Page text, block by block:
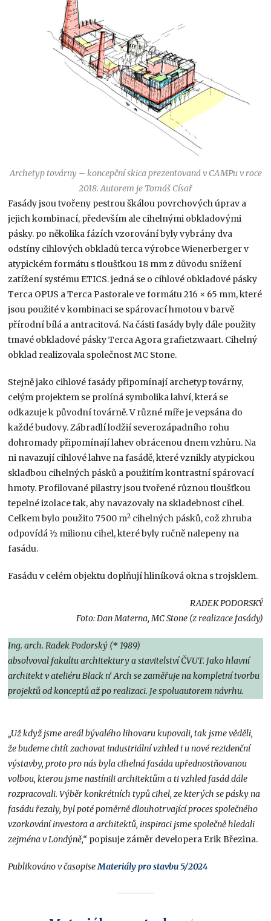
Archetyp továrny – koncepční skica prezentovaná v CAMPu v roce
2018. Autorem je Tomáš Císař
Fasády jsou tvořeny pestrou škálou povrchových úprav a
jejich kombinací, především ale cihelnými obkladovými
pásky. po několika fázích vzorování byly vybrány dva
odstíny cihlových obkladů terca výrobce Wienerberger v
atypickém formátu s tloušťkou 18 mm z důvodu snížení
zatížení systému ETICS. jedná se o cihlové obkladové pásky
Terca OPUS a Terca Pastorale ve formátu 216 × 65 mm, které
jsou použité v kombinaci se spárovací hmotou v barvě
přírodní bílá a antracitová. Na části fasády byly dále použity
tmavé obkladové pásky Terca Agora grafietzwaart. Cihelný
obklad realizovala společnost MC Stone.
Stejně jako cihlové fasády připomínají archetyp továrny,
celým projektem se prolíná symbolika lahví, která se
odkazuje k původní továrně. V různé míře je vepsána do
každé budovy. Zábradlí lodžií severozápadního rohu
dohromady připomínají lahev obrácenou dnem vzhůru. Na
ni navazují cihlové lahve na fasádě, které vznikly atypickou
skladbou cihelných pásků a použitím kontrastní spárovací
hmoty. Profilované pilastry jsou tvořené různou tloušťkou
tepelné izolace tak, aby navazovaly na skladebnost cihel.
Celkem bylo použito 7500 m2 cihelných pásků, což zhruba
odpovídá 1⁄2 milionu cihel, které byly ručně nalepeny na
fasádu.
Fasádu v celém objektu doplňují hliníková okna s trojsklem.
RADEK PODORSKÝ
Foto: Dan Materna, MC Stone (z realizace fasády)
Ing. arch. Radek Podorský (* 1989)
absolvoval fakultu architektury a stavitelství ČVUT. Jako hlavní
architekt v ateliéru Black n‘ Arch se zaměřuje na kompletní tvorbu
projektů od konceptů až po realizaci. Je spoluautorem návrhu.
„Už když jsme areál bývalého lihovaru kupovali, tak jsme věděli,
že budeme chtít zachovat industriální vzhled i u nové rezidenční
výstavby, proto pro nás byla cihelná fasáda upřednostňovanou
volbou, kterou jsme nastínili architektům a ti vzhled fasád dále
rozpracovali. Výběr konkrétních typů cihel, ze kterých se pásky na
fasádu řezaly, byl poté poměrně dlouhotrvající proces společného
vzorkování investora a architektů, inspiraci jsme společně hledali
zejména v Londýně,“ popisuje záměr developera Erik Březina.
Publikováno v časopiseMateriály pro stavbu 5/2024